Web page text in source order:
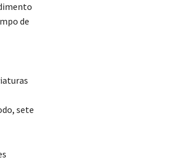
de
sete